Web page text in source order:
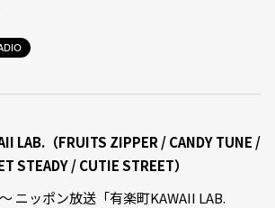
LAB.（FRUITS ZIPPER / CANDY TUNE /
STEADY / CUTIE STREET）
ニッポン放送「有楽町KAWAII LAB.